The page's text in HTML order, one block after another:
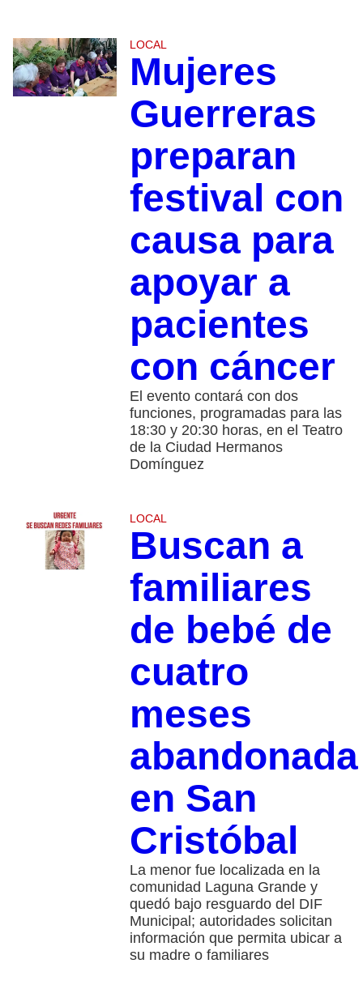
LOCAL
Mujeres
Guerreras
preparan
festival con
causa para
apoyar a
pacientes
con cáncer
El evento contará con dos
funciones, programadas para las
18:30 y 20:30 horas, en el Teatro
de la Ciudad Hermanos
Domínguez
LOCAL
Buscan a
familiares
de bebé de
cuatro
meses
abandonada
en San
Cristóbal
La menor fue localizada en la
comunidad Laguna Grande y
quedó bajo resguardo del DIF
Municipal; autoridades solicitan
información que permita ubicar a
su madre o familiares